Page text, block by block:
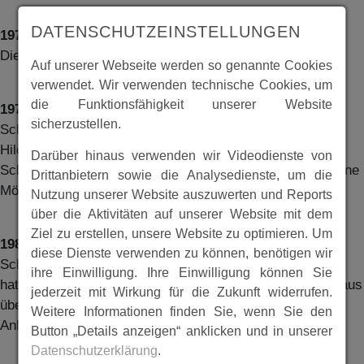
1978
Die Friedhofskapelle wird ihrer Bestimmung übergeben.
1979
Schließung des Lebensmittelgeschäftes von Georg
Hildebrand, das von seinem Schwiegersohn Heinrich
Schmoll fortgeführt wurde. Für die Einwohner besteht keine
Möglichkeit mehr sich im Ort zu versorgen.
1980
Schließung der Poststelle in Kehrenbach. Georg Wagner
hatte zuerst in seiner Gaststätte und später in seinem Haus
über viele Jahre diese Poststelle betrieben und war
Anlaufpunkt für alle Einwohner des Ortes.
DATENSCHUTZEINSTELLUNGEN
Auf unserer Webseite werden so genannte Cookies
verwendet. Wir verwenden technische Cookies, um
die Funktionsfähigkeit unserer Website
sicherzustellen.
Darüber hinaus verwenden wir Videodienste von
Drittanbietern sowie die Analysedienste, um die
Nutzung unserer Website auszuwerten und Reports
über die Aktivitäten auf unserer Website mit dem
Ziel zu erstellen, unsere Website zu optimieren. Um
diese Dienste verwenden zu können, benötigen wir
ihre Einwilligung. Ihre Einwilligung können Sie
jederzeit mit Wirkung für die Zukunft widerrufen.
Weitere Informationen finden Sie, wenn Sie den
Button „Details anzeigen“ anklicken und in unserer
Datenschutzerklärung.